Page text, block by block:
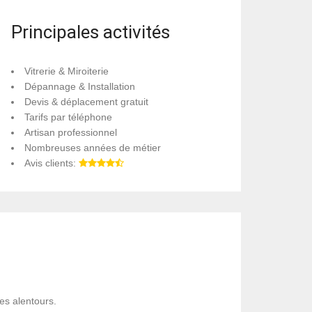
Principales activités
Vitrerie & Miroiterie
Dépannage & Installation
Devis & déplacement gratuit
Tarifs par téléphone
Artisan professionnel
Nombreuses années de métier
Avis clients:
alentours.